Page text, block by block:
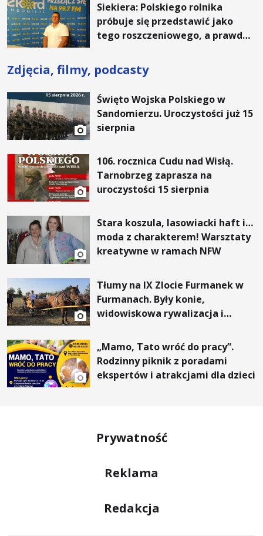
Siekiera: Polskiego rolnika
próbuje się przedstawić jako
tego roszczeniowego, a prawda
Zdjęcia, filmy, podcasty
Święto Wojska Polskiego w
Sandomierzu. Uroczystości już 15
sierpnia
106. rocznica Cudu nad Wisłą.
Tarnobrzeg zaprasza na
uroczystości 15 sierpnia
Stara koszula, lasowiacki haft i…
moda z charakterem! Warsztaty
kreatywne w ramach NFW
Tłumy na IX Zlocie Furmanek w
Furmanach. Były konie,
widowiskowa rywalizacja i
„Mamo, Tato wróć do pracy”.
Rodzinny piknik z poradami
ekspertów i atrakcjami dla dzieci
Prywatność
Reklama
Redakcja